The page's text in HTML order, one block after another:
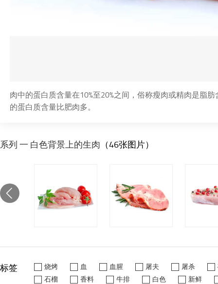
肉中的蛋白质含量在10%至20%之间，俗称瘦肉或精肉是脂
的蛋白质含量比肥肉多。
系列 一 白色背景上的生肉 （46张图片）
标签 烧烤 血 血腥 屠夫 屠杀
石榴
香料 牛排 白色
新鲜